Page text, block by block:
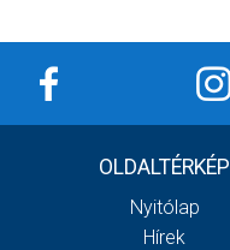
OLDALTÉRKÉP
Nyitólap
Hírek